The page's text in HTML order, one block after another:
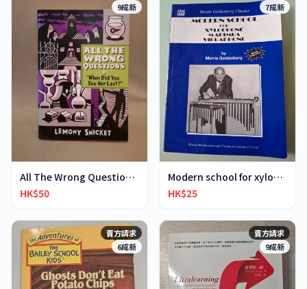
9成新
All The Wrong Questions 2: "When Did You See Her L
HK$50
7成新
Modern school for xylophone marimba vibraphone
HK$25
賣方請求
6成新
賣方請求
9成新